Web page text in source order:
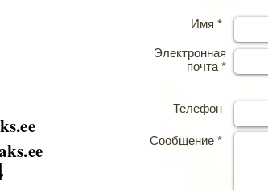
Имя *
Электронная
почта *
Телефон
Сообщение *